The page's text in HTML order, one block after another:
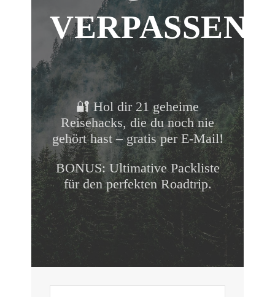
VERPASSEN!
🔐 Hol dir 21 geheime
Reisehacks, die du noch nie
gehört hast – gratis per E-Mail!
BONUS: Ultimative Packliste
für den perfekten Roadtrip.